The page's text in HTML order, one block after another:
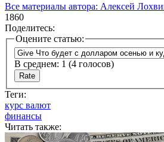
Все материалы автора: Алексей
1860
Поделитесь:
Оцените статью:
В среднем: 1 (4 голосов)
Теги:
курс валют
финансы
Читать также: